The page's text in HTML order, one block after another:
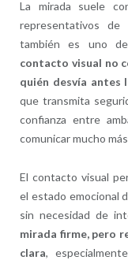
La mirada suele
representativos de
también es uno
contacto visual no
quién desvía antes
que transmita
confianza entre
comunicar mucho
El contacto visual
el estado emocional
sin necesidad de
mirada firme, pero
clara,